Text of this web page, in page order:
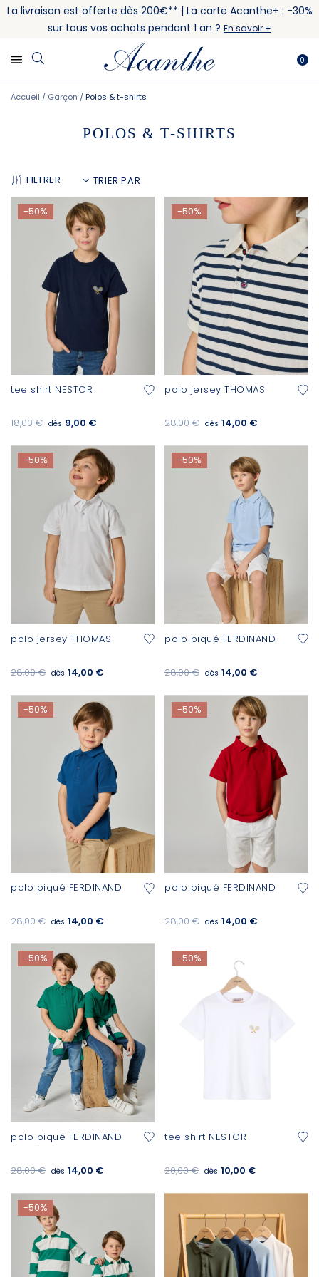
La livraison est offerte dès 200€** | La carte Acanthe+ : -30%
sur tous vos achats pendant 1 an ? En savoir +
0
Accueil Garçon Polos & t-shirts
POLOS & T-SHIRTS
FILTRER
-50%
tee shirt NESTOR
dès 9,00 €
18,00 €
-50%
polo jersey THOMAS
dès 14,00 €
28,00 €
-50%
polo jersey THOMAS
dès 14,00 €
28,00 €
-50%
polo piqué FERDINAND
dès 14,00 €
28,00 €
-50%
polo piqué FERDINAND
dès 14,00 €
28,00 €
-50%
polo piqué FERDINAND
dès 14,00 €
28,00 €
-50%
polo piqué FERDINAND
dès 14,00 €
28,00 €
-50%
tee shirt NESTOR
dès 10,00 €
20,00 €
-50%